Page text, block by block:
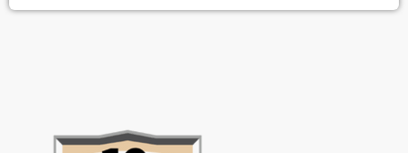
όνειρό του…. Θέλοντας να ανοίξει το προσωπικό του ατελιέ και να